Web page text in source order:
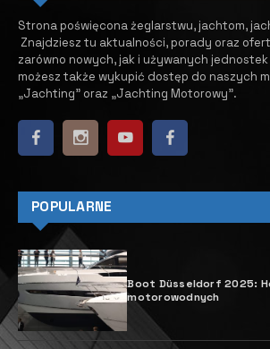
Strona poświęcona żeglarstwu, jachtom,
Znajdziesz tu aktualności, porady oraz
zarówno nowych, jak i używanych
możesz także wykupić dostęp do naszych
„Jachting” oraz „Jachting Motorowy”.
POPULARNE
Boot Düsseldorf 2025:
motorowodnych